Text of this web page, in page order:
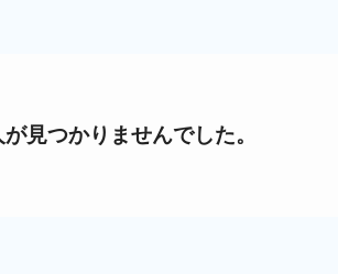
見つかりませんでした。